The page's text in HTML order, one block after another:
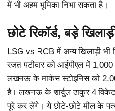
में भी अहम भूमिका निभा सकता है।
छोटे रिकॉर्ड, बड़े
LSG vs RCB में अन्य खिलाड़ी भी
रजत पटीदार को आईपीएल में
लखनऊ के मार्कस स्टोइनिस को
है। लखनऊ के शार्दुल ठाकुर 4
पूरे कर लेंगे। ये छोटे-छोटे मील के